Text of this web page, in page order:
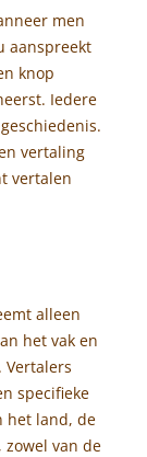
men
aanspreekt
knop
Iedere
vertaling
vertalen
alleen
het vak en
specifieke
het land, de
van de